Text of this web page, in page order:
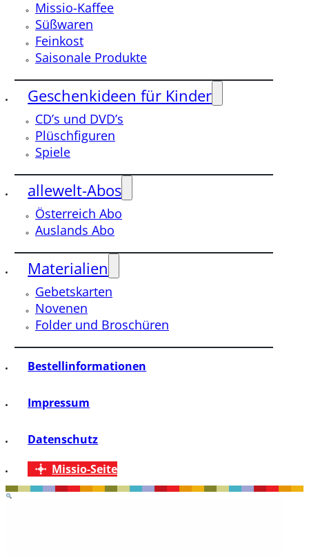
Missio-Kaffee
Süßwaren
Feinkost
Saisonale Produkte
Geschenkideen für Kinder
CD’s und DVD’s
Plüschfiguren
Spiele
allewelt-Abos
Österreich Abo
Auslands Abo
Materialien
Gebetskarten
Novenen
Folder und Broschüren
Bestellinformationen
Impressum
Datenschutz
Missio-Seite